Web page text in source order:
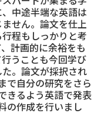
、中途半端な英語は
せん。論文を仕上
行程もしっかりと考
、計画的に余裕をも
行うことも今回学び
た。論文が採択され
で自分の研究をさら
きるよう英語で発表
の作成を行いまし